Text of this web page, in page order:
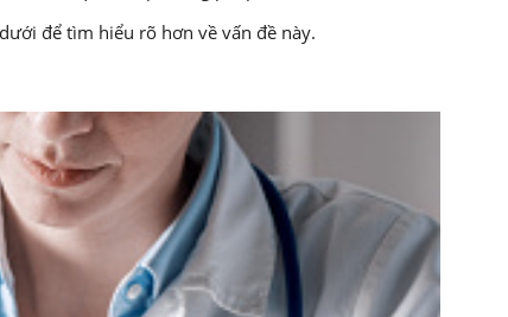
để tìm hiểu rõ hơn về vấn đề này.